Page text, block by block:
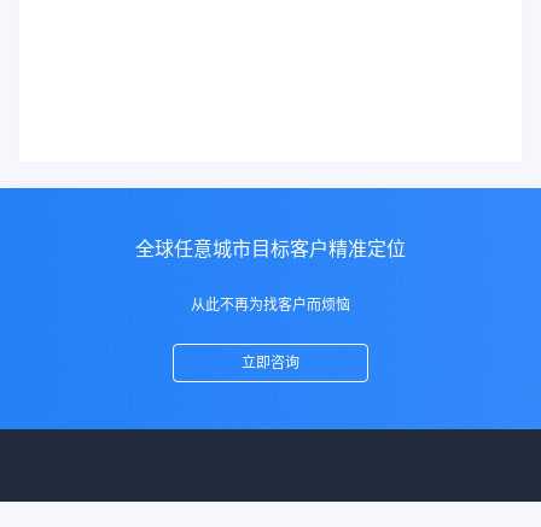
全球任意城市目标客户精准定位
从此不再为找客户而烦恼
立即咨询